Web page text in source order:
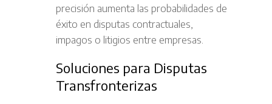
precisión aumenta las probabilidades de
éxito en disputas contractuales,
impagos o litigios entre empresas.
Soluciones para Disputas
Transfronterizas